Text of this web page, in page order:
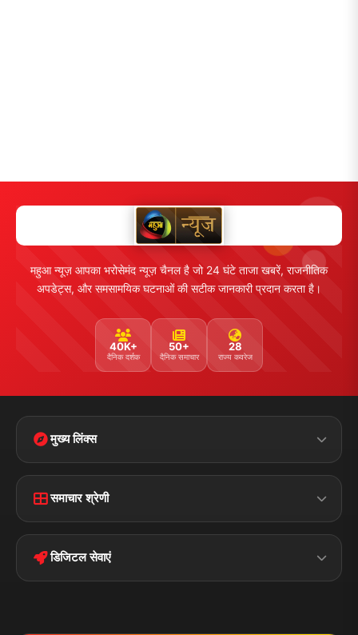
महुआ न्यूज़ आपका भरोसेमंद न्यूज़ चैनल है जो 24 घंटे ताजा खबरें, राजनीतिक
अपडेट्स, और समसामयिक घटनाओं की सटीक जानकारी प्रदान करता है।
40K+
दैनिक दर्शक
50+
दैनिक समाचार
28
राज्य कवरेज
मुख्य लिंक्स
Disclaimer
Terms &
Privacy Policy
समाचार श्रेणी
पॉलिटिकल झारखण्ड
डिजिटल सेवाएं